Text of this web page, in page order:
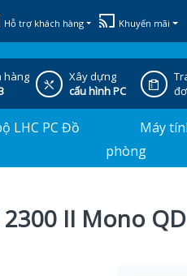
Hỗ trợ khách hàng Khuyến mãi
hàng
Xây dựng
cấu hình PC
LHC PC Đồ
Máy
phòng
2300 II Mono QD